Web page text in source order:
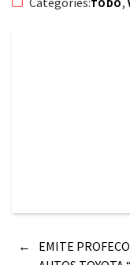
TODO
←
EMITE